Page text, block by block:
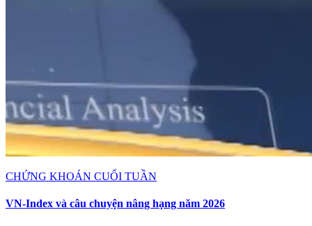
CHỨNG KHOÁN CUỐI TUẦN
VN-Index và câu chuyện nâng hạng năm 2026